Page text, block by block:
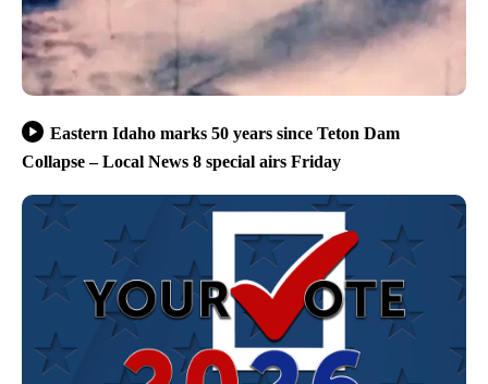
Eastern Idaho marks 50 years since Teton Dam
Collapse – Local News 8 special airs Friday